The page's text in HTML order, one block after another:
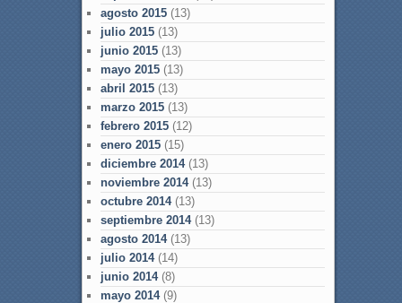
agosto 2015(13)
julio 2015(13)
junio 2015(13)
mayo 2015(13)
abril 2015(13)
marzo 2015(13)
febrero 2015(12)
enero 2015(15)
diciembre 2014(13)
noviembre 2014(13)
octubre 2014(13)
septiembre 2014(13)
agosto 2014(13)
julio 2014(14)
junio 2014(8)
mayo 2014(9)